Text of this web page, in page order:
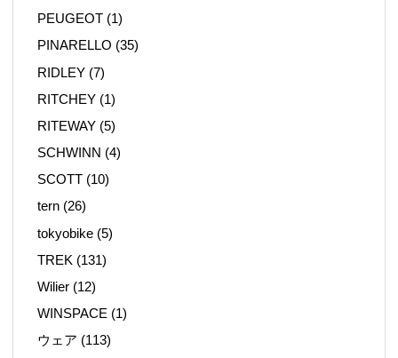
PEUGEOT (1)
PINARELLO (35)
RIDLEY (7)
RITCHEY (1)
RITEWAY (5)
SCHWINN (4)
SCOTT (10)
tern (26)
tokyobike (5)
TREK (131)
Wilier (12)
WINSPACE (1)
ウェア (113)